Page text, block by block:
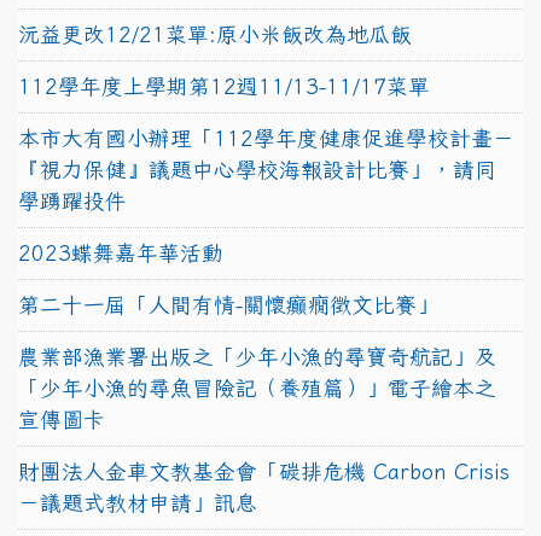
沅益更改12/21菜單:原小米飯改為地瓜飯
112學年度上學期第12週11/13-11/17菜單
本市大有國小辦理「112學年度健康促進學校計畫－
『視力保健』議題中心學校海報設計比賽」，請同
學踴躍投件
2023蝶舞嘉年華活動
第二十一屆「人間有情-關懷癲癇徵文比賽」
農業部漁業署出版之「少年小漁的尋寶奇航記」及
「少年小漁的尋魚冒險記（養殖篇）」電子繪本之
宣傳圖卡
財團法人金車文教基金會「碳排危機 Carbon Crisis
－議題式教材申請」訊息